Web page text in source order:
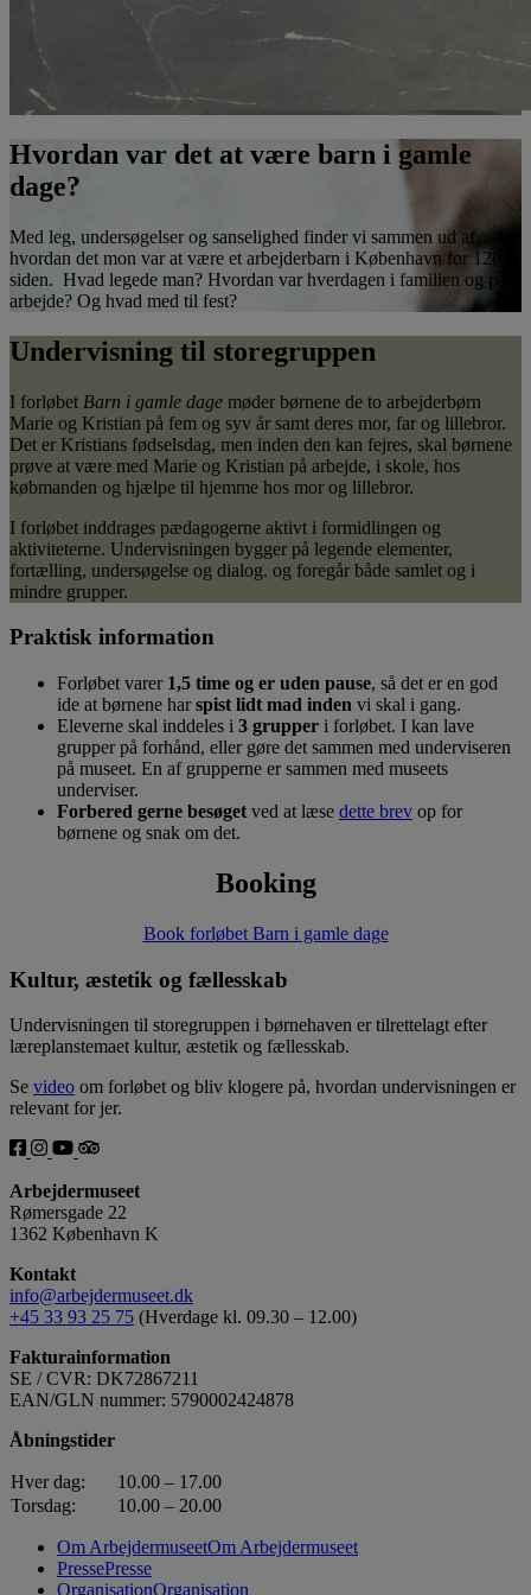
Hvordan var det at være barn i gamle
dage?
Med leg, undersøgelser og sanselighed finder vi sammen ud af,
hvordan det mon var at være et arbejderbarn i København for 120 år
siden. Hvad legede man? Hvordan var hverdagen i familien og på
arbejde? Og hvad med til fest?
Undervisning til storegruppen
I forløbet Barn i gamle dage møder børnene de to arbejderbørn
Marie og Kristian på fem og syv år samt deres mor, far og lillebror.
Det er Kristians fødselsdag, men inden den kan fejres, skal børnene
prøve at være med Marie og Kristian på arbejde, i skole, hos
købmanden og hjælpe til hjemme hos mor og lillebror.
I forløbet inddrages pædagogerne aktivt i formidlingen og
aktiviteterne. Undervisningen bygger på legende elementer,
fortælling, undersøgelse og dialog. og foregår både samlet og i
mindre grupper.
Praktisk information
Forløbet varer 1,5 time og er uden pause, så det er en god
ide at børnene har spist lidt mad inden vi skal i gang.
Eleverne skal inddeles i 3 grupper i forløbet. I kan lave
grupper på forhånd, eller gøre det sammen med underviseren
på museet. En af grupperne er sammen med museets
underviser.
Forbered gerne besøget ved at læse dette brev op for
børnene og snak om det.
Booking
Book forløbet Barn i gamle dage
Kultur, æstetik og fællesskab
Undervisningen til storegruppen i børnehaven er tilrettelagt efter
læreplanstemaet kultur, æstetik og fællesskab.
Se video om forløbet og bliv klogere på, hvordan undervisningen er
relevant for jer.
Arbejdermuseet
Rømersgade 22
1362 København K
Kontakt
info@arbejdermuseet.dk
+45 33 93 25 75 (Hverdage kl. 09.30 – 12.00)
Fakturainformation
SE / CVR: DK72867211
EAN/GLN nummer: 5790002424878
Åbningstider
Hver dag:
10.00 – 17.00
Torsdag:
10.00 – 20.00
Om ArbejdermuseetOm Arbejdermuseet
PressePresse
OrganisationOrganisation